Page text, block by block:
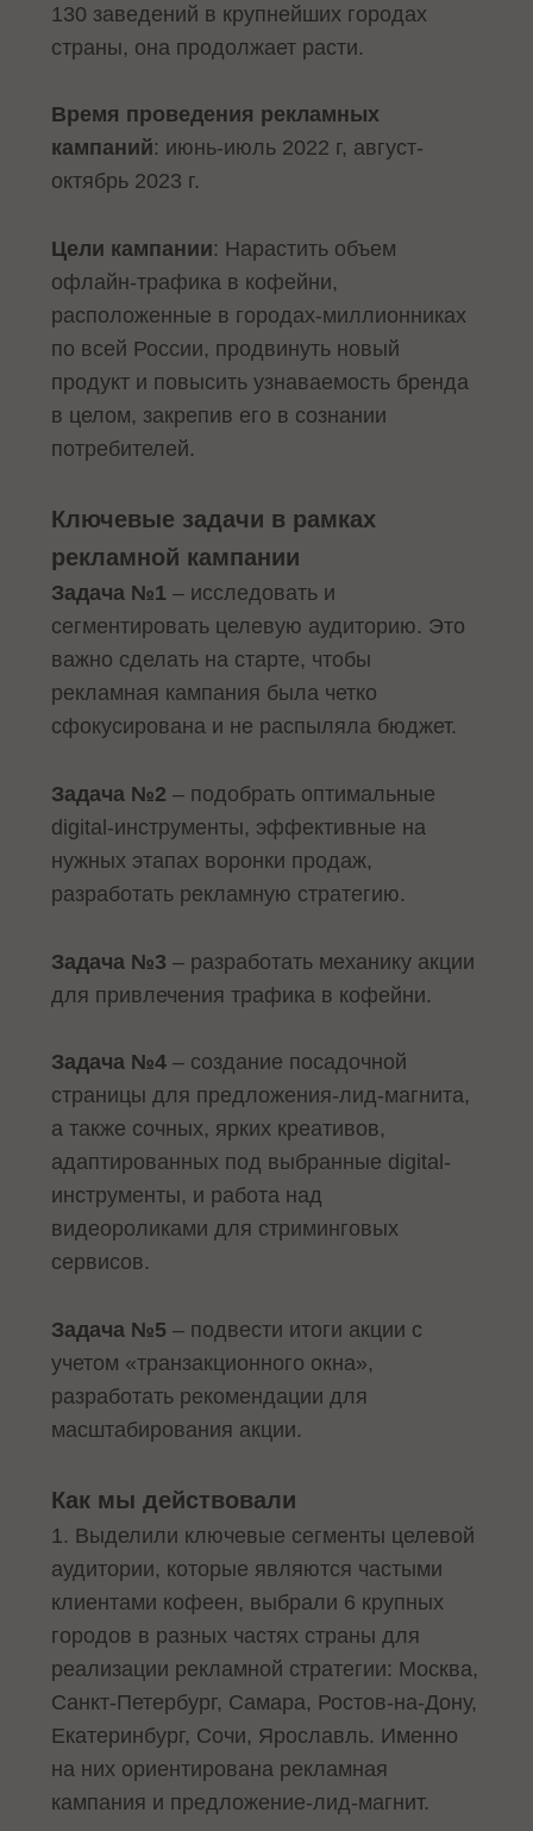
130 заведений в крупнейших городах
страны, она продолжает расти.
Время проведения рекламных
кампаний: июнь-июль 2022 г, август-
октябрь 2023 г.
Цели кампании: Нарастить объем
офлайн-трафика в кофейни,
расположенные в городах-миллионниках
по всей России, продвинуть новый
продукт и повысить узнаваемость бренда
в целом, закрепив его в сознании
потребителей.
Ключевые задачи в рамках
рекламной кампании
Задача №1– исследовать и
сегментировать целевую аудиторию. Это
важно сделать на старте, чтобы
рекламная кампания была четко
сфокусирована и не распыляла бюджет.
Задача №2 – подобрать оптимальные
digital-инструменты, эффективные на
нужных этапах воронки продаж,
разработать рекламную стратегию.
Задача №3 – разработать механику акции
для привлечения трафика в кофейни.
Задача №4– создание посадочной
страницы для предложения-лид-магнита,
а также сочных, ярких креативов,
адаптированных под выбранные digital-
инструменты, и работа над
видеороликами для стриминговых
сервисов.
Задача №5– подвести итоги акции с
учетом «транзакционного окна»,
разработать рекомендации для
масштабирования акции.
Как мы действовали
1. Выделили ключевые сегменты целевой
аудитории, которые являются частыми
клиентами кофеен, выбрали 6 крупных
городов в разных частях страны для
реализации рекламной стратегии: Москва,
Санкт-Петербург, Самара, Ростов-на-Дону,
Екатеринбург, Сочи, Ярославль. Именно
на них ориентирована рекламная
кампания и предложение-лид-магнит.